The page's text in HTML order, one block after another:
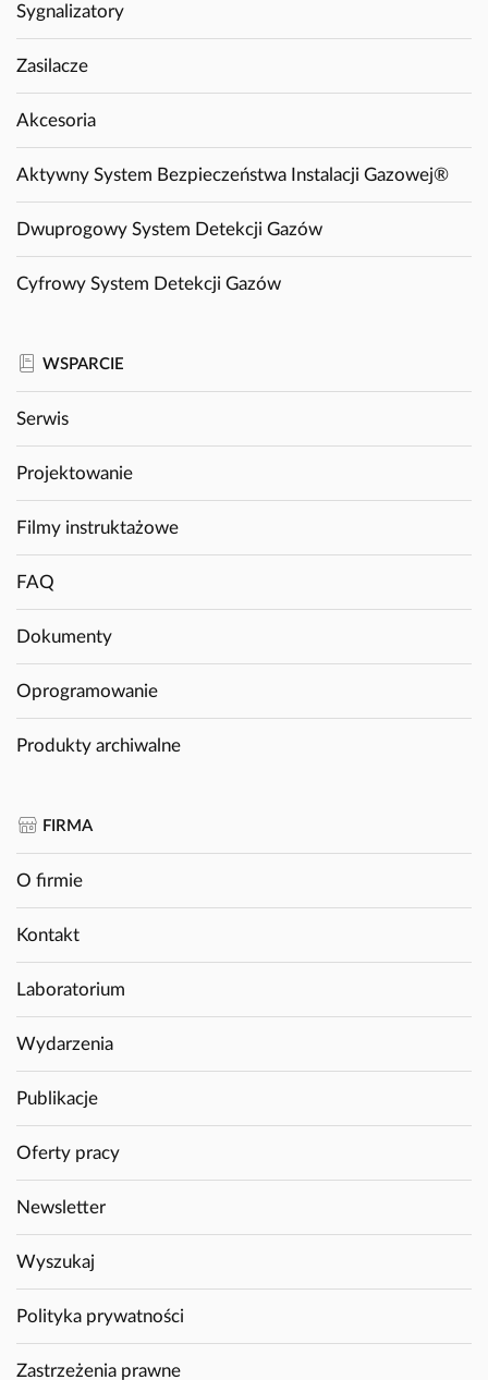
Sygnalizatory
Zasilacze
Akcesoria
Aktywny System Bezpieczeństwa Instalacji Gazowej®
Dwuprogowy System Detekcji Gazów
Cyfrowy System Detekcji Gazów
WSPARCIE
Serwis
Projektowanie
Filmy instruktażowe
FAQ
Dokumenty
Oprogramowanie
Produkty archiwalne
FIRMA
O firmie
Kontakt
Laboratorium
Wydarzenia
Publikacje
Oferty pracy
Newsletter
Wyszukaj
Polityka prywatności
Zastrzeżenia prawne